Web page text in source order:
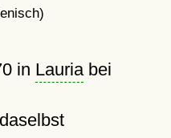
in Lauriabei